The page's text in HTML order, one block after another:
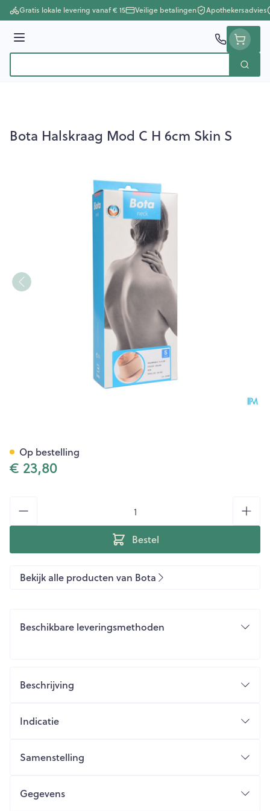
Ga naar de inhoud
Gratis lokale levering vanaf € 15 Veilige betalingen Apothekersadvies
Menu
Zoek
Bota Halskraag Mod C H 6cm Skin S
€ 23,80
Bestel
Op bestelling
Bekijk alle producten van Bota
Beschikbare leveringsmethoden
Beschrijving
Indicatie
Samenstelling
Gegevens